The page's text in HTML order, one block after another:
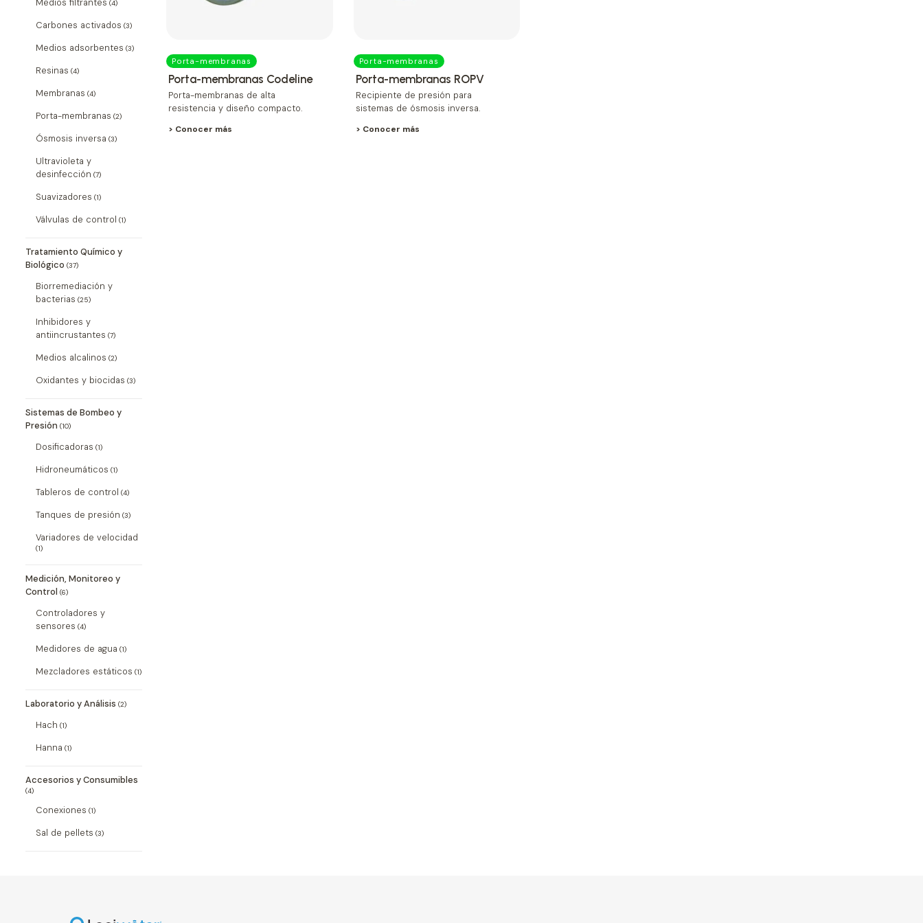
Medios filtrantes (4)
Carbones activados (3)
Medios adsorbentes (3)
Resinas (4)
Membranas (4)
Porta-membranas (2)
Ósmosis inversa (3)
Ultravioleta y
desinfección (7)
Suavizadores (1)
Válvulas de control (1)
Tratamiento Químico y
Biológico (37)
Biorremediación y
bacterias (25)
Inhibidores y
antiincrustantes (7)
Medios alcalinos (2)
Oxidantes y biocidas (3)
Sistemas de Bombeo y
Presión (10)
Dosificadoras (1)
Hidroneumáticos (1)
Tableros de control (4)
Tanques de presión (3)
Variadores de velocidad
(1)
Medición, Monitoreo y
Control (6)
Controladores y
sensores (4)
Medidores de agua (1)
Mezcladores estáticos (1)
Laboratorio y Análisis (2)
Hach (1)
Hanna (1)
Accesorios y Consumibles
(4)
Conexiones (1)
Sal de pellets (3)
Porta-membranas
Porta-membranas Codeline
Porta-membranas de alta
resistencia y diseño compacto.
> Conocer más
Porta-membranas
Porta-membranas ROPV
Recipiente de presión para
sistemas de ósmosis inversa.
> Conocer más